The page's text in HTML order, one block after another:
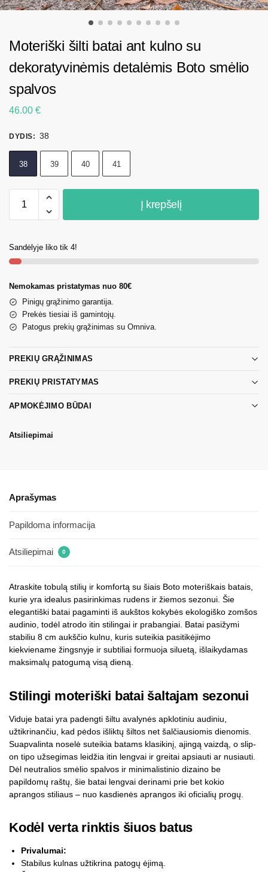
Moteriški šilti batai ant kulno su
dekoratyvinėmis detalėmis Boto smėlio
spalvos
46.00 €
DYDIS: 38
38 39 40 41
Į krepšelį
Sandėlyje liko tik 4!
Nemokamas pristatymas nuo 80€
Pinigų grąžinimo garantija.
Prekės tiesiai iš gamintojų.
Patogus prekių grąžinimas su Omniva.
PREKIŲ GRĄŽINIMAS
PREKIŲ PRISTATYMAS
APMOKĖJIMO BŪDAI
Atsiliepimai
Aprašymas
Papildoma informacija
Atsiliepimai 0
Atraskite tobulą stilių ir komfortą su šiais Boto moteriškais batais,
kurie yra idealus pasirinkimas rudens ir žiemos sezonui. Šie
elegantiški batai pagaminti iš aukštos kokybės ekologiško zomšos
audinio, todėl atrodo itin stilingai ir prabangiai. Batai pasižymi
stabiliu 8 cm aukščio kulnu, kuris suteikia pasitikėjimo
kiekviename žingsnyje ir subtiliai formuoja siluetą, išlaikydamas
maksimalų patogumą visą dieną.
Stilingi moteriški batai šaltajam sezonui
Viduje batai yra padengti šiltu avalynės apklotiniu audiniu,
užtikrinančiu, kad pėdos išliktų šiltos net šalčiausiomis dienomis.
Suapvalinta noselė suteikia batams klasikinį, ajingą vaizdą, o slip-
on tipo užsegimas leidžia itin lengvai ir greitai apsiauti ar nusiauti.
Dėl neutralios smėlio spalvos ir minimalistinio dizaino be
papildomų raštų, šie batai lengvai derinami prie bet kokio
aprangos stiliaus – nuo kasdienės aprangos iki oficialių progų.
Kodėl verta rinktis šiuos batus
Privalumai:
Stabilus kulnas užtikrina patogų ėjimą.